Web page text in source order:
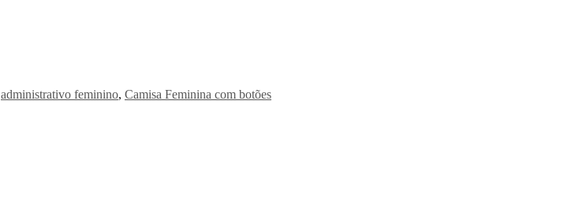
administrativo feminino, Camisa Feminina com botões